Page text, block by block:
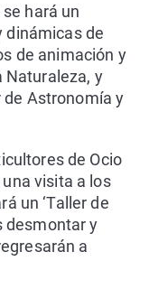
hará un
dinámicas de
de animación y
Naturaleza, y
de Astronomía y
de Ocio
visita a los
un ‘Taller de
desmontar y
a